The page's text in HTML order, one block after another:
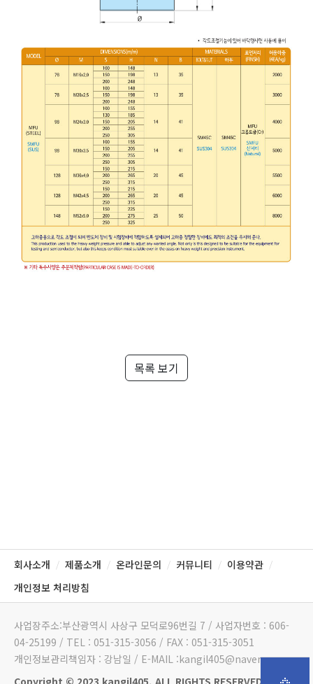
목록 보기
회사소개 / 제품소개 / 온라인문의 / 커뮤니티 / 이용약관 /
개인정보 처리방침
사업장주소:부산광역시 사상구 모덕로96번길 7 / 사업자번호 : 606-
04-25199 / TEL : 051-315-3056 / FAX : 051-315-3051
개인정보관리책임자 : 강남일 / E-MAIL :kangil405@naver.com
Copyright © 2023 kangil405. ALL RIGHTS RESERVED